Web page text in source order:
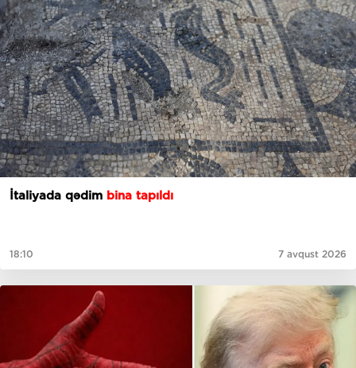
İtaliyada qədim bina tapıldı
18:10 7 avqust 2026